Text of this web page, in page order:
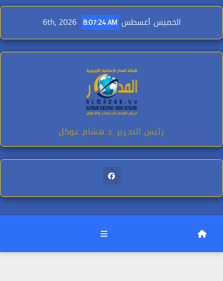
Skip
content
الخميس. أغسطس 6th, 2026 8:07:25 AM
رئيس التحرير .د هشام عوكل